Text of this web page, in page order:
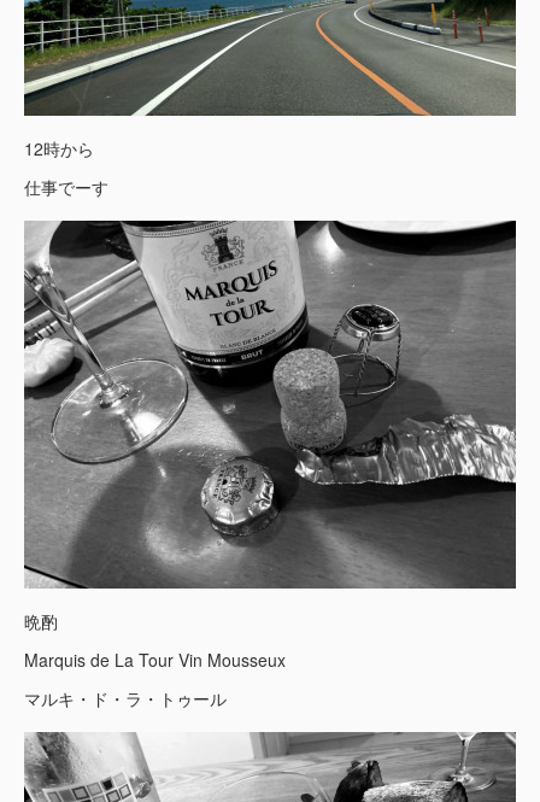
12時から
仕事でーす
晩酌
Marquis de La Tour Vin Mousseux
マルキ・ド・ラ・トゥール